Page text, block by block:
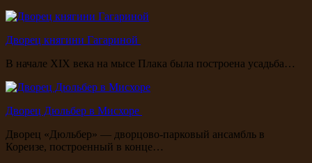
Дворец княгини Гагариной
В начале XIX века на мысе Плака была построена усадьба…
Дворец Дюльбер в Мисхоре
Дворец «Дюльбер» — дворцово-парковый ансамбль в
Кореизе, построенный в конце…